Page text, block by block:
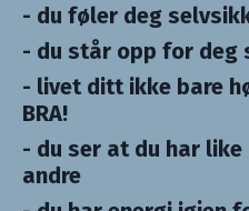
- du føler deg
- du står opp for deg
- livet ditt ikke bare
BRA!
- du ser at du har
andre